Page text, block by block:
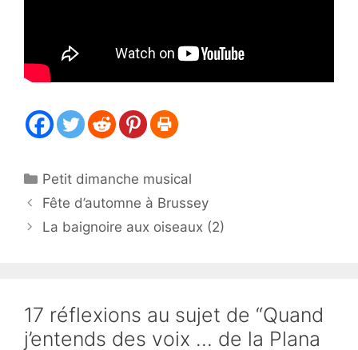
Catégories
Petit dimanche musical
Fête d’automne à Brussey
La baignoire aux oiseaux (2)
17 réflexions au sujet de “Quand
j’entends des voix … de la Plana